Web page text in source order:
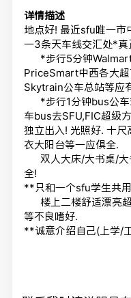
详情描述
地点好! 最近sfu唯一
一3条天车线交汇处*
*步行5分钟
PriceSmart中西各大
Skytrain公车总站等应
*步行1分钟bus公车
车bus去SFU,FIC超级
独立出入! 光照好. 十
衣大阳台等一应俱全.
双人大床/大书桌/大
全!
**只和一个sfu学生共
楼上二楼舒适漂亮超
等不良嗜好.
**诚意介绍自己(上学/